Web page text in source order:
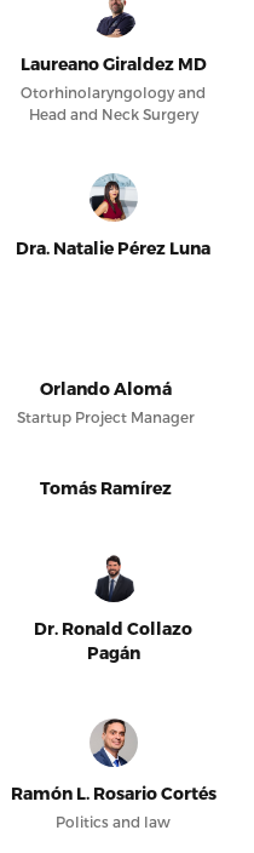
Laureano Giraldez MD
Otorhinolaryngology and
Head and Neck Surgery
Dra. Natalie Pérez Luna
Orlando Alomá
Startup Project Manager
Tomás Ramírez
Dr. Ronald Collazo
Pagán
Ramón L. Rosario Cortés
Politics and law